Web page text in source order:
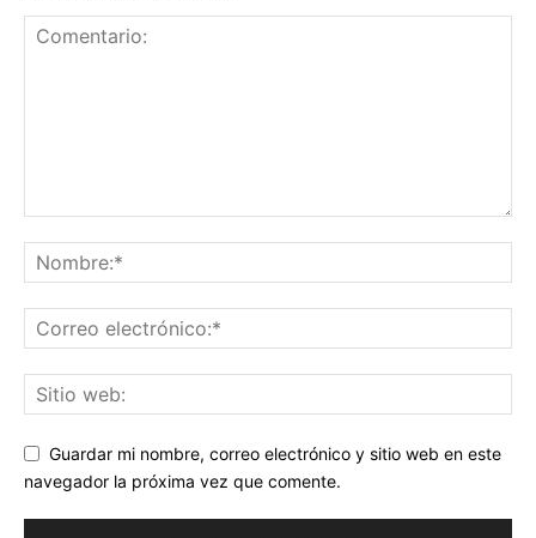
Guardar mi nombre, correo electrónico y sitio web en este
navegador la próxima vez que comente.